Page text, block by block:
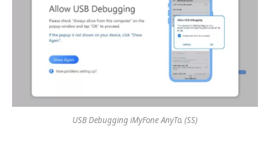
USB Debugging iMyFone AnyTo. (SS)